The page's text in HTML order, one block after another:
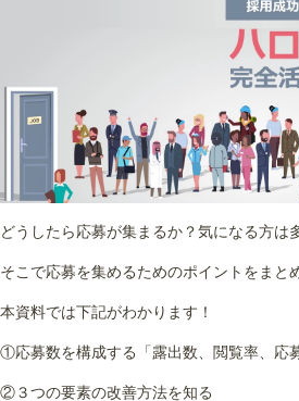
セミナー情報
お役立ち資料
どうしたら応募が集まるか？気になる方は
そこで応募を集めるためのポイントをまと
本資料では下記がわかります！
①応募数を構成する「露出数、閲覧率、応
②３つの要素の改善方法を知る